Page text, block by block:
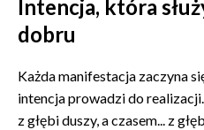
Intencja, która
dobru
Każda manifestacja zaczyna
intencja prowadzi do
z głębi duszy, a czasem... z